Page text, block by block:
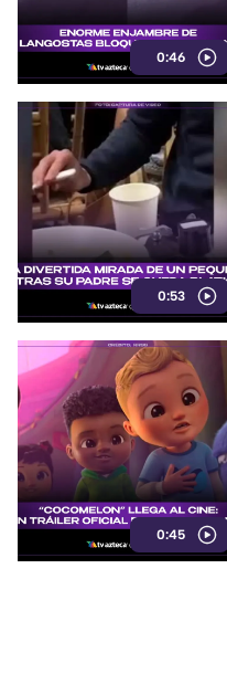
0:46
0:53
0:45